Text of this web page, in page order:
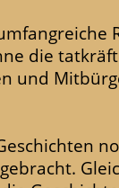
die
und